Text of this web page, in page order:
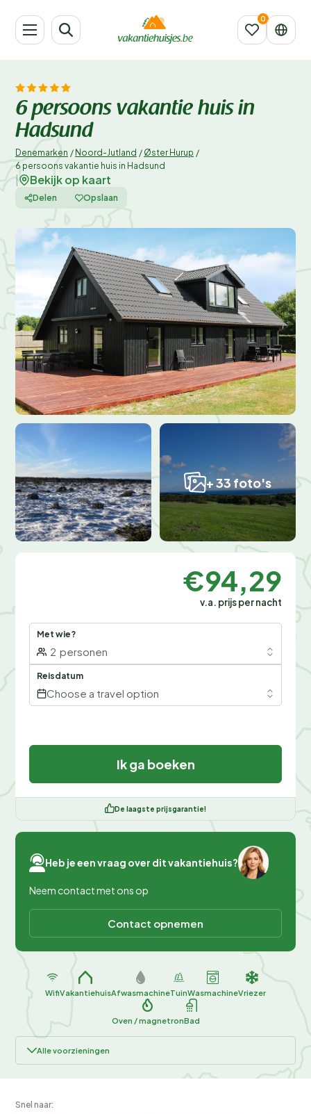
6 persoons vakantie huis in
Hadsund
Denemarken / Noord-Jutland / Øster Hurup /
6 persoons vakantie huis in Hadsund
Bekijk op kaart
Delen Opslaan
+ 33 foto's
€94,29
v.a. prijs per nacht
Met wie?
2 personen
Reisdatum
Choose a travel option
Ik ga boeken
De laagste prijsgarantie!
Heb je een vraag over dit vakantiehuis?
Neem contact met ons op
Contact opnemen
WifiVakantiehuisAfwasmachineTuinWasmachineVriezer
Oven / magnetronBad
Alle voorzieningen
Snel naar: